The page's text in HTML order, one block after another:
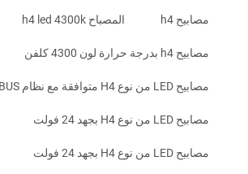
مصابيح h4 المصباح h4 led 4300k
مصابيح h4 بدرجة حرارة لون 4300 كلفن
مصابيح LED من نوع H4 متوافقة مع نظام CANBUS
مصابيح LED من نوع H4 بجهد 24 فولت
مصابيح LED من نوع H4 بجهد 24 فولت